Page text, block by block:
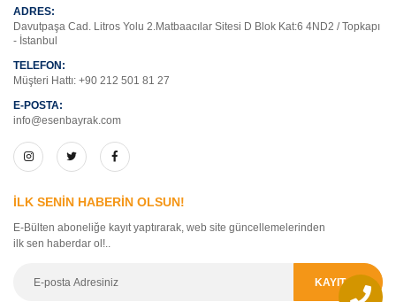
ADRES:
Davutpaşa Cad. Litros Yolu 2.Matbaacılar Sitesi D Blok Kat:6 4ND2 / Topkapı
- İstanbul
TELEFON:
Müşteri Hattı: +90 212 501 81 27
E-POSTA:
info@esenbayrak.com
İLK SENİN HABERİN OLSUN!
E-Bülten aboneliğe kayıt yaptırarak, web site güncellemelerinden
ilk sen haberdar ol!..